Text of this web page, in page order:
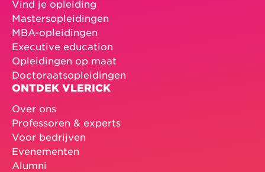
Vind je opleiding
Mastersopleidingen
MBA-opleidingen
Executive education
Opleidingen op maat
Doctoraatsopleidingen
ONTDEK VLERICK
Over ons
Professoren & experts
Voor bedrijven
Evenementen
Alumni